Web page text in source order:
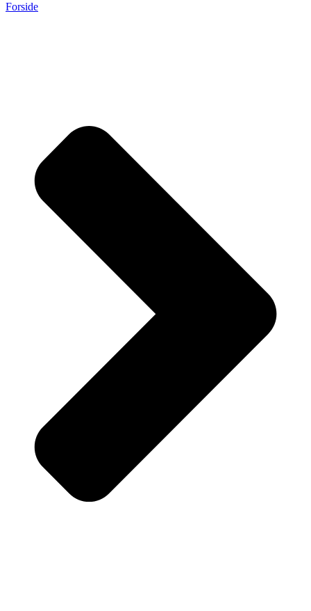
Forside